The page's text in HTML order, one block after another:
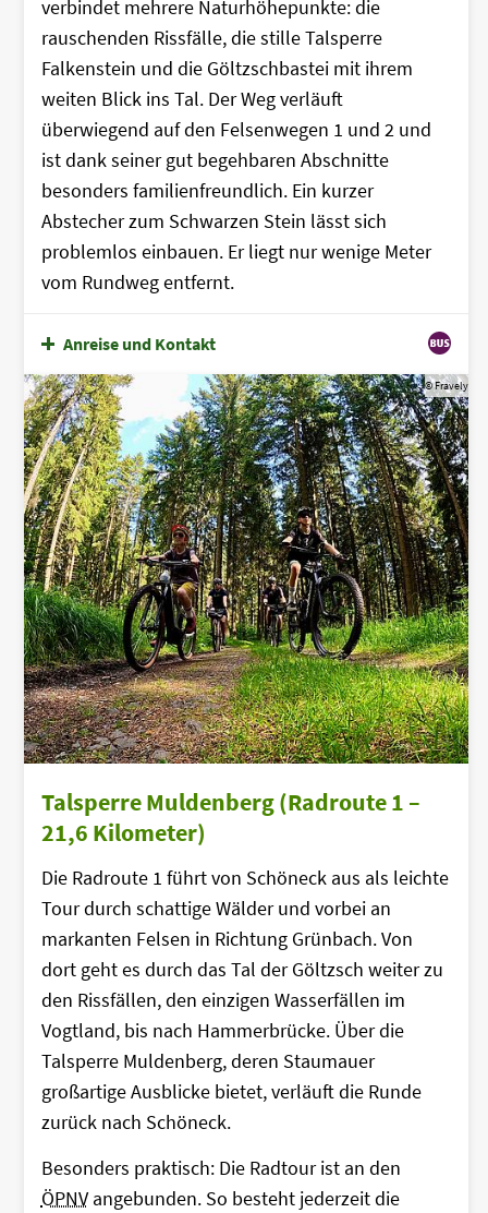
verbindet mehrere Naturhöhepunkte: die
rauschenden Rissfälle, die stille Talsperre
Falkenstein und die Göltzschbastei mit ihrem
weiten Blick ins Tal. Der Weg verläuft
überwiegend auf den Felsenwegen 1 und 2 und
ist dank seiner gut begehbaren Abschnitte
besonders familienfreundlich. Ein kurzer
Abstecher zum Schwarzen Stein lässt sich
problemlos einbauen. Er liegt nur wenige Meter
vom Rundweg entfernt.
Anreise und Kontakt
Talsperre Muldenberg (Radroute 1 –
21,6 Kilometer)
© Fravely
Die Radroute 1 führt von Schöneck aus als leichte
Tour durch schattige Wälder und vorbei an
markanten Felsen in Richtung Grünbach. Von
dort geht es durch das Tal der Göltzsch weiter zu
den Rissfällen, den einzigen Wasserfällen im
Vogtland, bis nach Hammerbrücke. Über die
Talsperre Muldenberg, deren Staumauer
großartige Ausblicke bietet, verläuft die Runde
zurück nach Schöneck.
Besonders praktisch: Die Radtour ist an den
ÖPNVangebunden. So besteht jederzeit die